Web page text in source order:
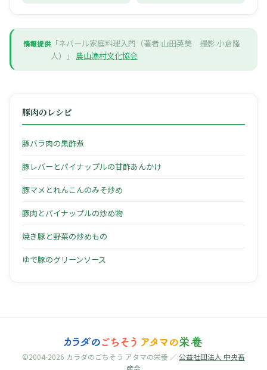
情報提供 「ネパール家庭料理入門（著者:山田英美 撮影:小倉隆
人）」
農山漁村文化協会
豚肉のレシピ
豚バラ肉の黒酢煮
豚レバーとパイナップルの甘酢あんかけ
豚マメとれんこんのみそ炒め
豚肉とパイナップルの炒め物
焼き豚と野菜の炒めもの
ゆで豚のグリーンソース
©2004-2026 カラダのごちそう アタマの栄養 ／公益社団法人 中央畜
産会